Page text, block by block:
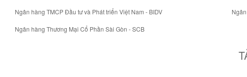
Ngân hàng TMCP Đầu tư và Phát triển Việt Nam - BIDV
Ngân hàng Thương Mại Cổ Phần Sài Gòn - SCB